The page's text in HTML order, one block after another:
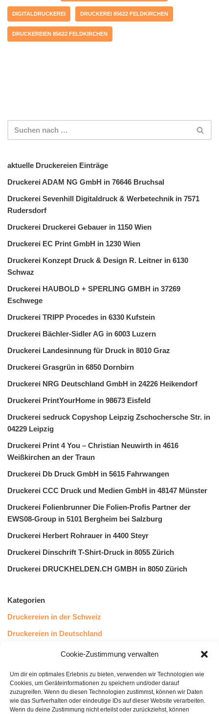
Cookie-Zustimmung verwalten
Um dir ein optimales Erlebnis zu bieten, verwenden wir Technologien wie
Cookies, um Geräteinformationen zu speichern und/oder darauf
zuzugreifen. Wenn du diesen Technologien zustimmst, können wir Daten
wie das Surfverhalten oder eindeutige IDs auf dieser Website verarbeiten.
Wenn du deine Zustimmung nicht erteilst oder zurückziehst, können
DIGITALDRUCKEREI DRUCKEREI 85622 FELDKIRCHEN
DRUCKEREIEN 85622 FELDKIRCHEN
aktuelle Druckereien Einträge
Druckerei ADAM NG GmbH in 76646 Bruchsal
Druckerei Sevenhill Digitaldruck & Werbetechnik in 7571
Rudersdorf
Druckerei Druckerei Gebauer in 1150 Wien
Druckerei EC Print GmbH in 1230 Wien
Druckerei Konzept Druck & Design R. Leitner in 6130
Schwaz
Druckerei HAUBOLD + SPERLING GMBH in 37269
Eschwege
Druckerei TRIPP Procedes in 6330 Kufstein
Druckerei Bächler-Sidler AG in 6003 Luzern
Druckerei Landesinnung für Druck in 8010 Graz
Druckerei Grasgrün in 6850 Dornbirn
Druckerei NRG Deutschland GmbH in 24226 Heikendorf
Druckerei PrintYourHome in 98673 Eisfeld
Druckerei sedruck Copyshop Leipzig Zschochersche Str. in
04229 Leipzig
Druckerei Print 4 You – Christian Neuwirth in 4616
Weißkirchen an der Traun
Druckerei Db Druck GmbH in 5615 Fahrwangen
Druckerei CCC Druck und Medien GmbH in 48147 Münster
Druckerei Folienbrunner Die Folien-Profis Partner der
EWS08-Group in 5101 Bergheim bei Salzburg
Druckerei Herbert Rohrauer in 4400 Steyr
Druckerei Dinschrift T-Shirt-Druck in 8055 Zürich
Druckerei DRUCKHELDEN.CH GMBH in 8050 Zürich
Kategorien
Druckereien in der Schweiz
Druckereien in Deutschland
Druckereien in Österreich
Kundenstimmen